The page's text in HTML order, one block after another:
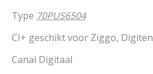
Type 70PUS6504
CI+ geschikt voor Ziggo,
Canal Digitaal